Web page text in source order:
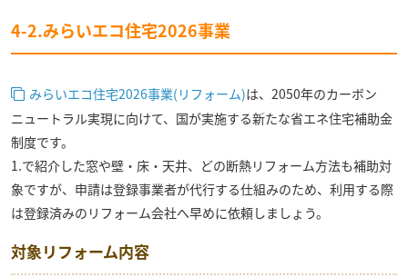
4-2.みらいエコ住宅2026事業
みらいエコ住宅2026事業(リフォーム)は、2050年のカーボン
ニュートラル実現に向けて、国が実施する新たな省エネ住宅補助金
制度です。
1.で紹介した窓や壁・床・天井、どの断熱リフォーム方法も補助対
象ですが、申請は登録事業者が代行する仕組みのため、利用する際
は登録済みのリフォーム会社へ早めに依頼しましょう。
対象リフォーム内容